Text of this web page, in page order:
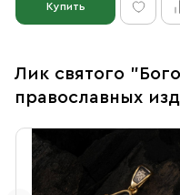
Купить
Лик святого
православных